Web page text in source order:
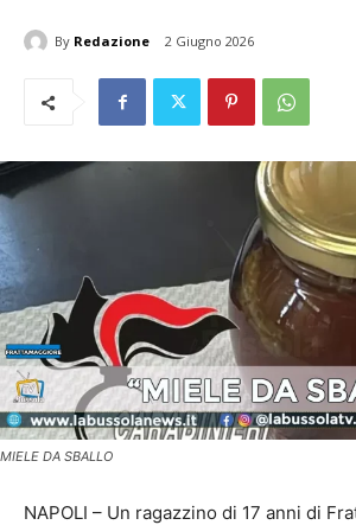
By Redazione 2 Giugno 2026
MIELE DA SBALLO
NAPOLI – Un ragazzino di 17 anni di